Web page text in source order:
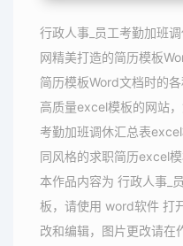
行政人事_员工考勤加班
网精美打造的简历模板
简历模板Word文档时的
高质量excel模板的网站
考勤加班调休汇总表
同风格的求职简历excel模
本作品内容为 行政人事_
板，请使用 word软件 打
改和编辑，图片更改请在